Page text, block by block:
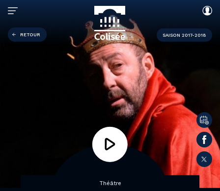
RETOUR SAISON 2017-2018
Théâtre